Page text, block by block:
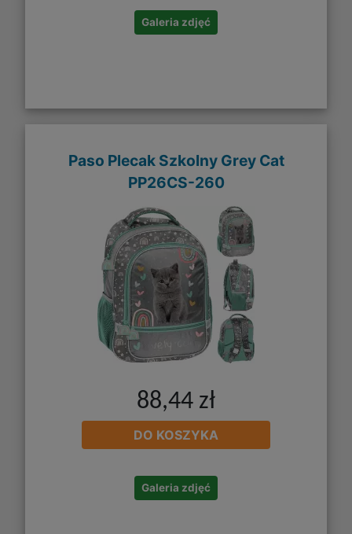
Galeria zdjęć
Paso Plecak Szkolny Grey Cat
PP26CS-260
88,44 zł
DO KOSZYKA
Galeria zdjęć